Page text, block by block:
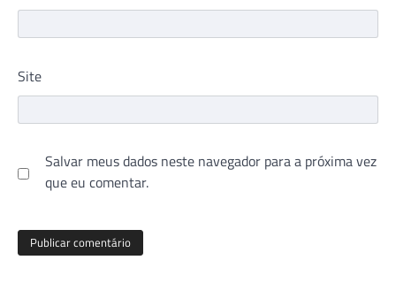
Site
Salvar meus dados neste navegador para a próxima vez
que eu comentar.